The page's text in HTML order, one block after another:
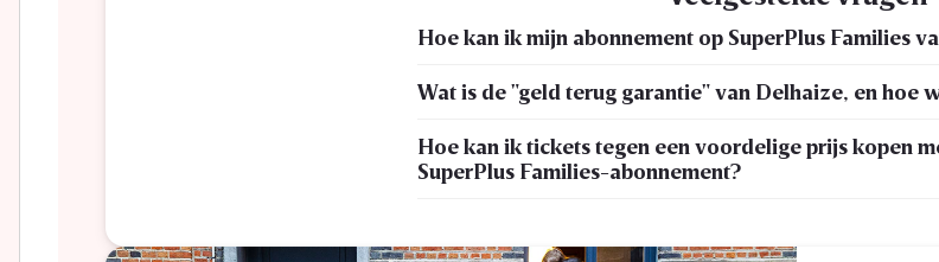
Hoe kan ik mijn abonnement op SuperPlus Families
Wat is de "geld terug garantie" van Delhaize, en hoe
Hoe kan ik tickets tegen een voordelige prijs kopen
SuperPlus Families-abonnement?